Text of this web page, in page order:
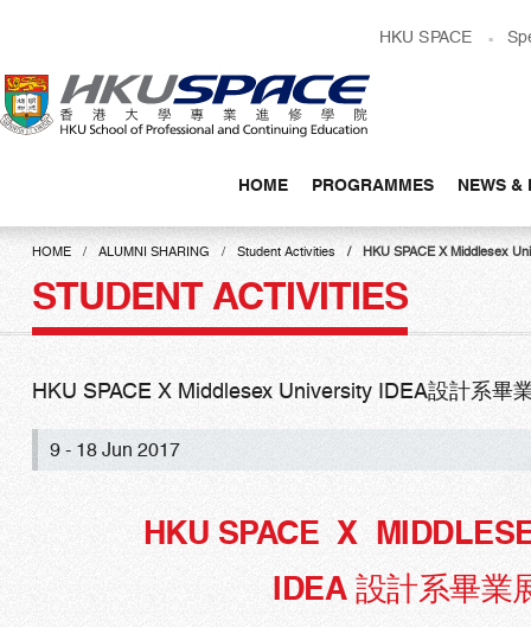
content
HKU SPACE
HOME PROGRAMMES NEWS &
Main
contentHOME ALUMNI SHARING Student Activities HKU SPACE X Middlesex
STUDENT ACTIVITIES
HKU SPACE X Middlesex University IDEA設計系畢
9 - 18 Jun 2017
HKU SPACE X
IDEA 設計系畢業